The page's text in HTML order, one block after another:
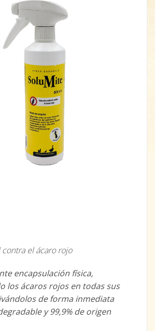
el ácaro rojo
encapsulación física,
los ácaros rojos en todas sus
de forma inmediata
y 99,9% de origen